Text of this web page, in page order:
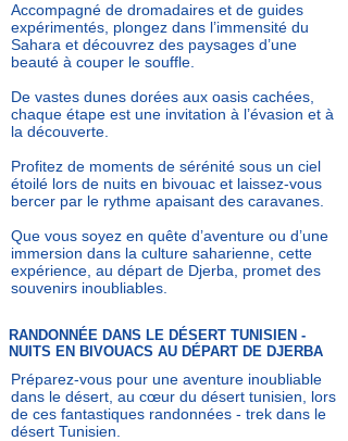
Accompagné de dromadaires et de guides
expérimentés, plongez dans l’immensité du
Sahara et découvrez des paysages d’une
beauté à couper le souffle.
De vastes dunes dorées aux oasis cachées,
chaque étape est une invitation à l’évasion et à
la découverte.
Profitez de moments de sérénité sous un ciel
étoilé lors de nuits en bivouac et laissez-vous
bercer par le rythme apaisant des caravanes.
Que vous soyez en quête d’aventure ou d’une
immersion dans la culture saharienne, cette
expérience, au départ de Djerba, promet des
souvenirs inoubliables.
RANDONNÉE DANS LE DÉSERT TUNISIEN -
NUITS EN BIVOUACS AU DÉPART DE DJERBA
Préparez-vous pour une aventure inoubliable
dans le désert, au cœur du désert tunisien, lors
de ces fantastiques randonnées - trek dans le
désert Tunisien.